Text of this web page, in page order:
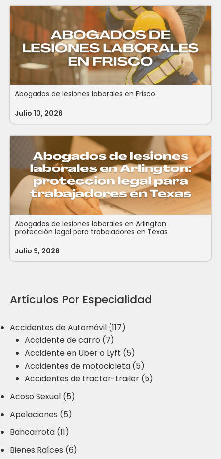
Abogados de lesiones laborales en Frisco
Julio 10, 2026
Abogados de lesiones laborales en Arlington:
protección legal para trabajadores en Texas
Julio 9, 2026
Artículos Por Especialidad
Accidentes de Automóvil (117)
Accidente de carro (7)
Accidente en Uber o Lyft (5)
Accidentes de motocicleta (5)
Accidentes de tractor-trailer (5)
Acoso Sexual (5)
Apelaciones (5)
Bancarrota (11)
Bienes Raíces (6)